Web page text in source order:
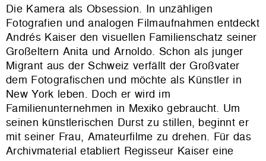
Die Kamera als Obsession. In unzähligen
Fotografien und analogen Filmaufnahmen entdeckt
Andrés Kaiser den visuellen Familienschatz seiner
Großeltern Anita und Arnoldo. Schon als junger
Migrant aus der Schweiz verfällt der Großvater
dem Fotografischen und möchte als Künstler in
New York leben. Doch er wird im
Familienunternehmen in Mexiko gebraucht. Um
seinen künstlerischen Durst zu stillen, beginnt er
mit seiner Frau, Amateurfilme zu drehen. Für das
Archivmaterial etabliert Regisseur Kaiser eine